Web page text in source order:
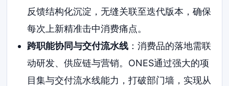
反馈结构化沉淀，无缝关联至迭代版本，确保
每次上新精准击中消费痛点。
跨职能协同与交付流水线：消费品的落地需联
动研发、供应链与营销。ONES通过强大的项
目集与交付流水线能力，打破部门墙，实现从